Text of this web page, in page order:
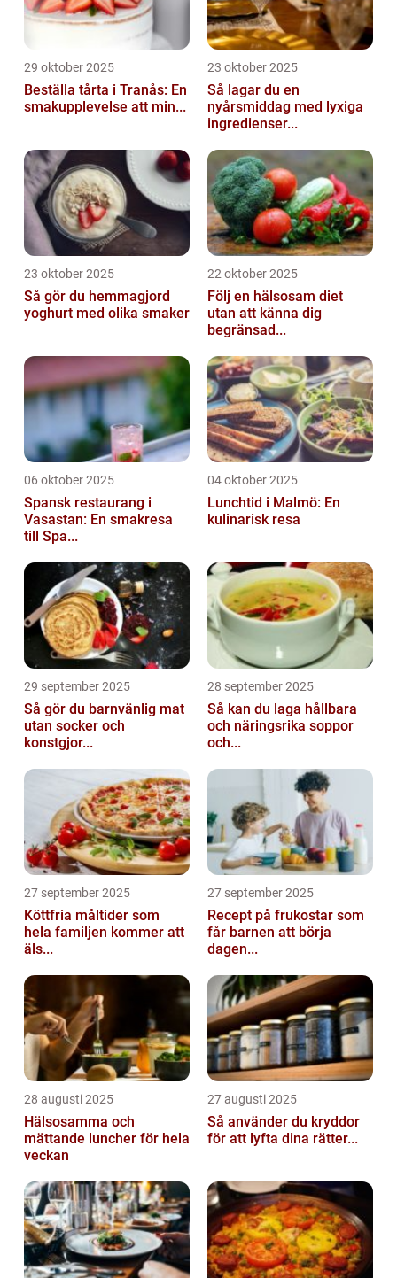
29 oktober 2025
Beställa tårta i Tranås: En
smakupplevelse att min...
23 oktober 2025
Så lagar du en
nyårsmiddag med lyxiga
ingredienser...
23 oktober 2025
Så gör du hemmagjord
yoghurt med olika smaker
22 oktober 2025
Följ en hälsosam diet
utan att känna dig
begränsad...
06 oktober 2025
Spansk restaurang i
Vasastan: En smakresa
till Spa...
04 oktober 2025
Lunchtid i Malmö: En
kulinarisk resa
29 september 2025
Så gör du barnvänlig mat
utan socker och
konstgjor...
28 september 2025
Så kan du laga hållbara
och näringsrika soppor
och...
27 september 2025
Köttfria måltider som
hela familjen kommer att
äls...
27 september 2025
Recept på frukostar som
får barnen att börja
dagen...
28 augusti 2025
Hälsosamma och
mättande luncher för hela
veckan
27 augusti 2025
Så använder du kryddor
för att lyfta dina rätter...